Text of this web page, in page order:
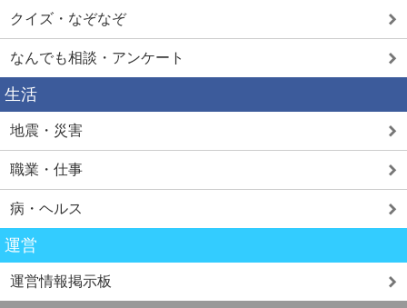
クイズ・なぞなぞ
なんでも相談・アンケート
生活
地震・災害
職業・仕事
病・ヘルス
運営
運営情報掲示板